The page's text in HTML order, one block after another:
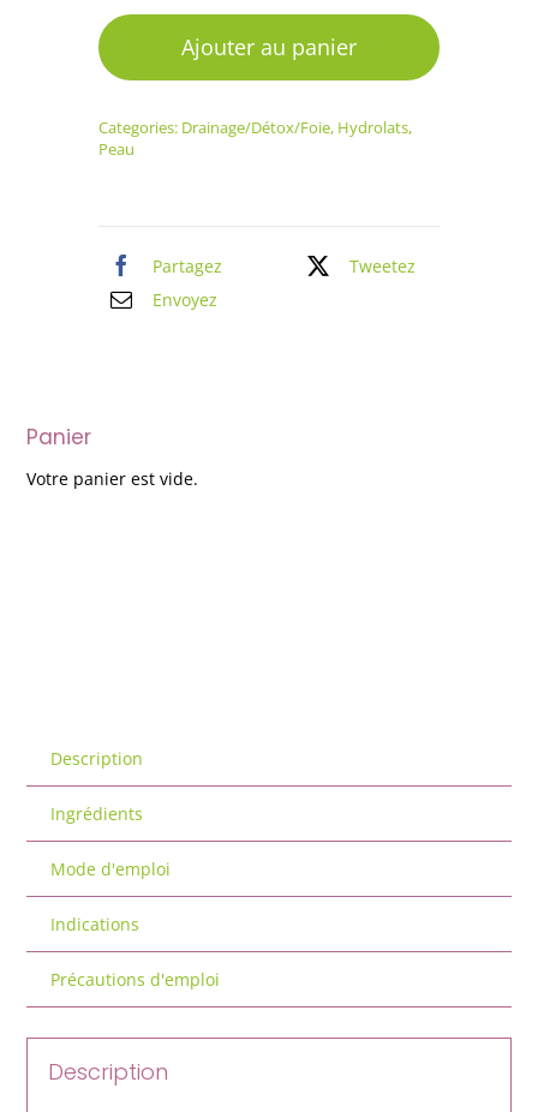
Hydrolat
Carotte
Ajouter au panier
Categories: Drainage/Détox/Foie, Hydrolats,
Peau
Partagez
Tweetez
Envoyez
Panier
Votre panier est vide.
Description
Ingrédients
Mode d'emploi
Indications
Précautions d'emploi
Description